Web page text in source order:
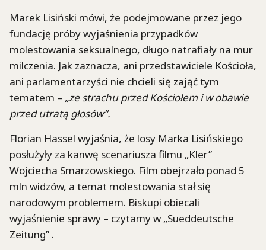
Marek Lisiński mówi, że podejmowane przez jego
fundację próby wyjaśnienia przypadków
molestowania seksualnego, długo natrafiały na mur
milczenia. Jak zaznacza, ani przedstawiciele Kościoła,
ani parlamentarzyści nie chcieli się zająć tym
tematem – „ze strachu przed Kościołem i w obawie
przed utratą głosów”.
Florian Hassel wyjaśnia, że losy Marka Lisińskiego
posłużyły za kanwę scenariusza filmu „Kler”
Wojciecha Smarzowskiego. Film obejrzało ponad 5
mln widzów, a temat molestowania stał się
narodowym problemem. Biskupi obiecali
wyjaśnienie sprawy – czytamy w „Sueddeutsche
Zeitung” .